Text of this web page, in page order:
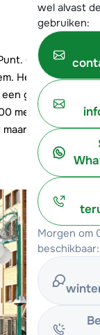
wel alvast
gebruiken:
Morgen om
beschikbaar:
Gelukkig is
Het resort
gletsjer.
meter!
geen